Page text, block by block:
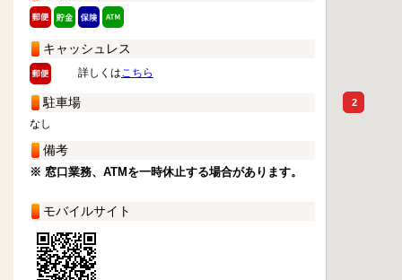
キャッシュレス
詳しくはこちら
駐車場
なし
備考
※ 窓口業務、ATMを一時休止する場合があります。
モバイルサイト
2